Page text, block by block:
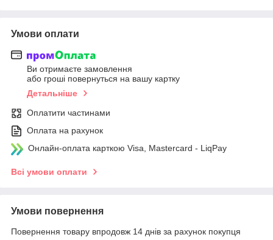
Умови оплати
Ви отримаєте замовлення
або гроші повернуться на вашу картку
Детальніше
Оплатити частинами
Оплата на рахунок
Онлайн-оплата карткою Visa, Mastercard - LiqPay
Всі умови оплати
Умови повернення
Повернення товару впродовж 14 днів за рахунок покупця